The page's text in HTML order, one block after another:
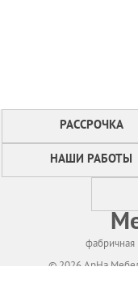
РАССРОЧКА
НАШИ РАБОТЫ
фабричная
© 2026 АрНа